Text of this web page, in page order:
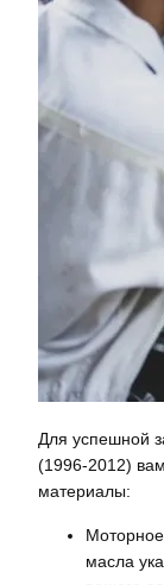
Для успешной
(1996-2012)
материалы:
масла